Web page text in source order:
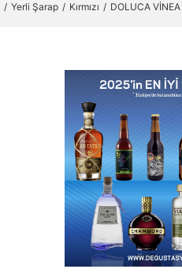
Yerli Şarap Kırmızı DOLUCA